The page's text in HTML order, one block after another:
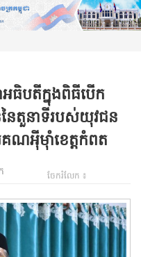
ធិបតីក្នុងពិធីបើក
ៃតួនាទីរបស់យុវជន
គណអ៉ីម៉ាំខេត្តកំពត
ចែករំលែក ៖